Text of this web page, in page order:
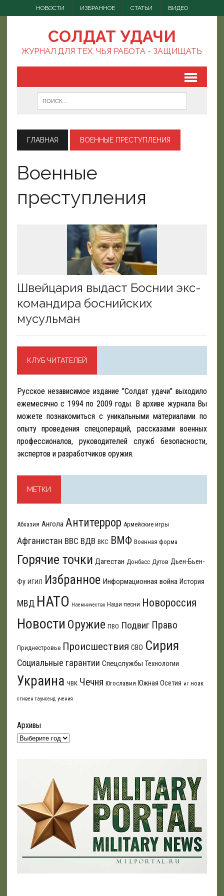
НОВОСТИ ИЗБРАННОЕ СТАТЬИ ВИДЕО
СОЛДАТ УДАЧИ
ЖУРНАЛ ДЛЯ ТЕХ, ЧЬЯ РАБОТА - ЗАЩИЩАТЬ
ГЛАВНАЯ ВОЕННЫЕ ПРЕСТУПЛЕНИЯ
Военные
преступления
Швейцария выдаст Боснии экс-
командира боснийских
мусульман
КЛУБ ЧИТАТЕЛЕЙ
Русское независимое издание "Солдат удачи" выходило
ежемесячно с 1994 по 2009 годы. В архиве журнала Вы
можете познакомиться с уникальными материалами по
опыту проведения спецопераций, рассказами военных
профессионалов, руководителей служб безопасности,
экспертов и разработчиков оружия.
МЕТКИ
Абхазия Ангола Антитеррор Армейские игры
Афганистан ВВС ВДВ ВКС ВМФ Военная форма
Горячие точки Дагестан Донбасс Дутов Дьен-Бьен-
Фу ИГИЛ Избранное Информационная война История
МВД НАТО Наемничество Наши песни Новороссия
Новости Оружие ПВО Подвиг Право
Приднестровье Происшествия СВО Сирия
Социальные гарантии Спецслужбы Технологии
Украина ЧВК Чечня Югославия Южная Осетия иг ноак
стивен таунсенд учения
Архивы